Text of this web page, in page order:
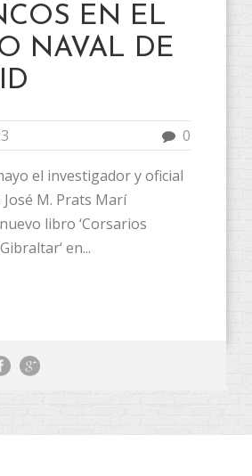
EN EL
NAVAL DE
0
el investigador y oficial
M. Prats Marí
libro ‘Corsarios
en...